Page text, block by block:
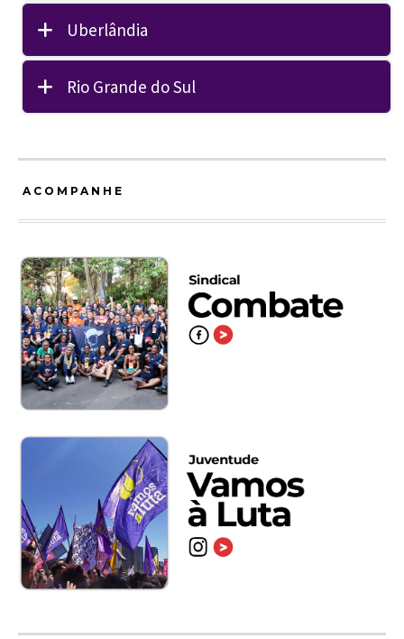
Uberlândia
Rio Grande do Sul
ACOMPANHE